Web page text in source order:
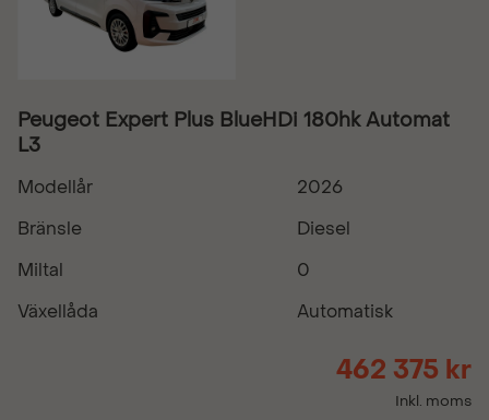
Peugeot Expert Plus BlueHDi 180hk Automat
L3
Modellår
2026
Bränsle
Diesel
Miltal
0
Växellåda
Automatisk
462 375 kr
Inkl. moms